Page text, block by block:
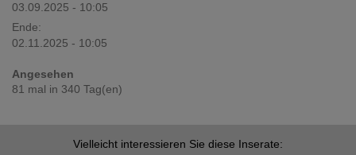
03.09.2025 - 10:05
Ende:
02.11.2025 - 10:05
Angesehen
81 mal in 340 Tag(en)
Vielleicht interessieren Sie diese Inserate: